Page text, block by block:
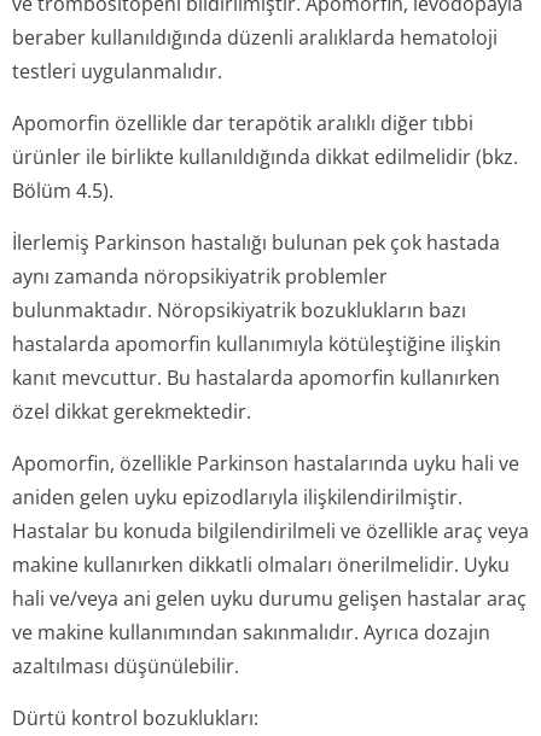
beraber kullanıldığında düzenli aralıklarda hematoloji
testleri uygulanmalıdır.
Apomorfin özellikle dar terapötik aralıklı diğer tıbbi
ürünler ile birlikte kullanıldığında dikkat edilmelidir (bkz.
Bölüm 4.5).
İlerlemiş Parkinson hastalığı bulunan pek çok hastada
aynı zamanda nöropsikiyatrik problemler
bulunmaktadır. Nöropsikiyatrik bozuklukların bazı
hastalarda apomorfin kullanımıyla kötüleştiğine ilişkin
kanıt mevcuttur. Bu hastalarda apomorfin kullanırken
özel dikkat gerekmektedir.
Apomorfin, özellikle Parkinson hastalarında uyku hali ve
aniden gelen uyku epizodlarıyla ilişkilendiril­miştir.
Hastalar bu konuda bilgilendirilmeli ve özellikle araç veya
makine kullanırken dikkatli olmaları önerilmelidir. Uyku
hali ve/veya ani gelen uyku durumu gelişen hastalar araç
ve makine kullanımından sakınmalıdır. Ayrıca dozajın
azaltılması düşünülebilir.
Dürtü kontrol bozuklukları: